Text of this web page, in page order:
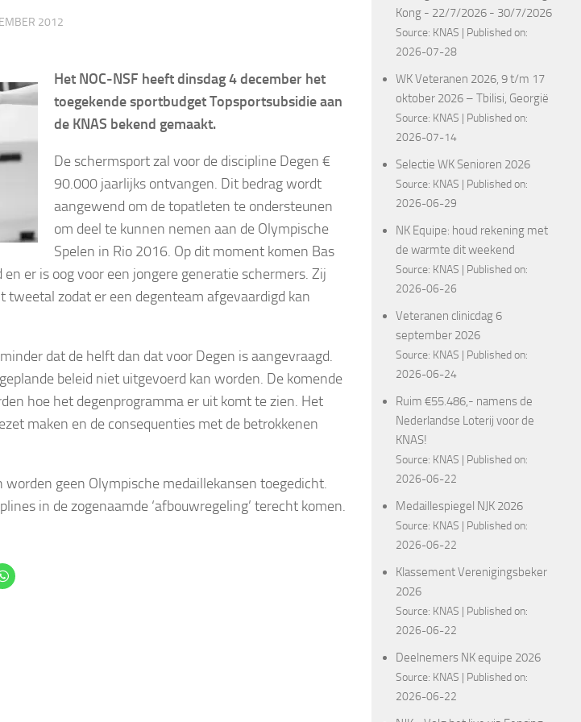
2012
Het NOC-NSF heeft dinsdag 4 december het
toegekende sportbudget Topsportsubsidie aan
de KNAS bekend gemaakt.
De schermsport zal voor de discipline Degen €
90.000 jaarlijks ontvangen. Dit bedrag wordt
aangewend om de topatleten te ondersteunen
om deel te kunnen nemen aan de Olympische
Spelen in Rio 2016. Op dit moment komen Bas
er is oog voor een jongere generatie schermers. Zij
tweetal zodat er een degenteam afgevaardigd kan
dat de helft dan dat voor Degen is aangevraagd.
beleid niet uitgevoerd kan worden. De komende
hoe het degenprogramma er uit komt te zien. Het
maken en de consequenties met de betrokkenen
geen Olympische medaillekansen toegedicht.
in de zogenaamde ‘afbouwregeling’ terecht komen.
Kong - 22/7/2026 - 30/7/2026
Source: KNAS
Published on:
2026-07-28
WK Veteranen 2026, 9 t/m 17
oktober 2026 – Tbilisi, Georgië
Source: KNAS
Published on:
2026-07-14
Selectie WK Senioren 2026
Source: KNAS
Published on:
2026-06-29
NK Equipe: houd rekening met
de warmte dit weekend
Source: KNAS
Published on:
2026-06-26
Veteranen clinicdag 6
september 2026
Source: KNAS
Published on:
2026-06-24
Ruim €55.486,- namens de
Nederlandse Loterij voor de
KNAS!
Source: KNAS
Published on:
2026-06-22
Medaillespiegel NJK 2026
Source: KNAS
Published on:
2026-06-22
Klassement Verenigingsbeker
2026
Source: KNAS
Published on:
2026-06-22
Deelnemers NK equipe 2026
Source: KNAS
Published on:
2026-06-22